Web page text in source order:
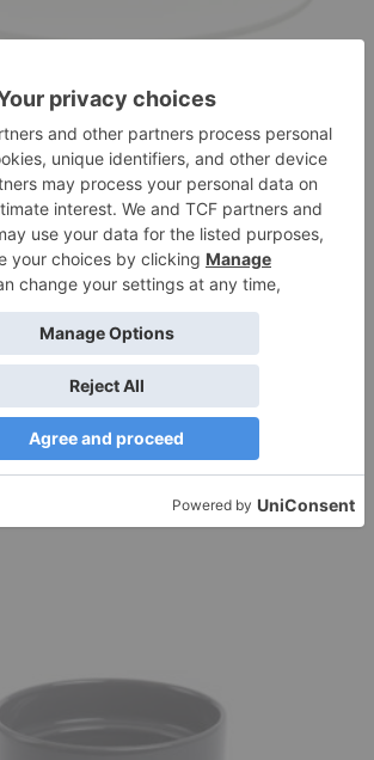
ΒΆΣΗ ΚΈΙΚ MΕΓΆΛΗ
€ 39,00
Διαβάστε περισσότερα